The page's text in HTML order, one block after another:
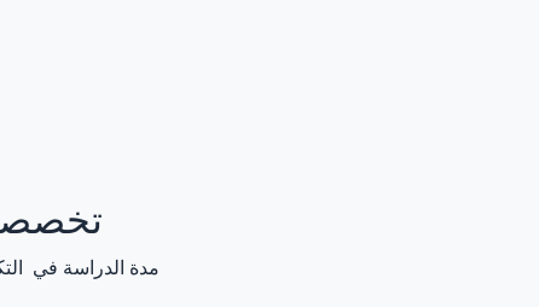
مدة الدراسة في التكنولوجي العالي في